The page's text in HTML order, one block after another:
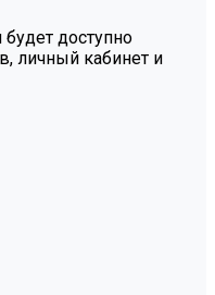
доступно
личный кабинет и